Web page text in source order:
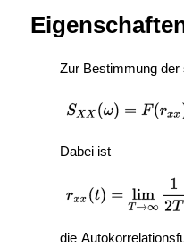
Zur Bestimmung
Dabei ist
die